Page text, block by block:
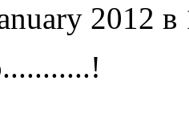
2012 в